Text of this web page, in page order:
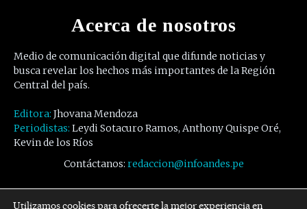
Acerca de nosotros
Medio de comunicación digital que difunde noticias y
busca revelar los hechos más importantes de la Región
Central del país.
Editora: Jhovana Mendoza
Periodistas: Leydi Sotacuro Ramos, Anthony Quispe Oré,
Kevin de los Ríos
Contáctanos: redaccion@infoandes.pe
Síguenos
Utilizamos cookies para ofrecerte la mejor experiencia en